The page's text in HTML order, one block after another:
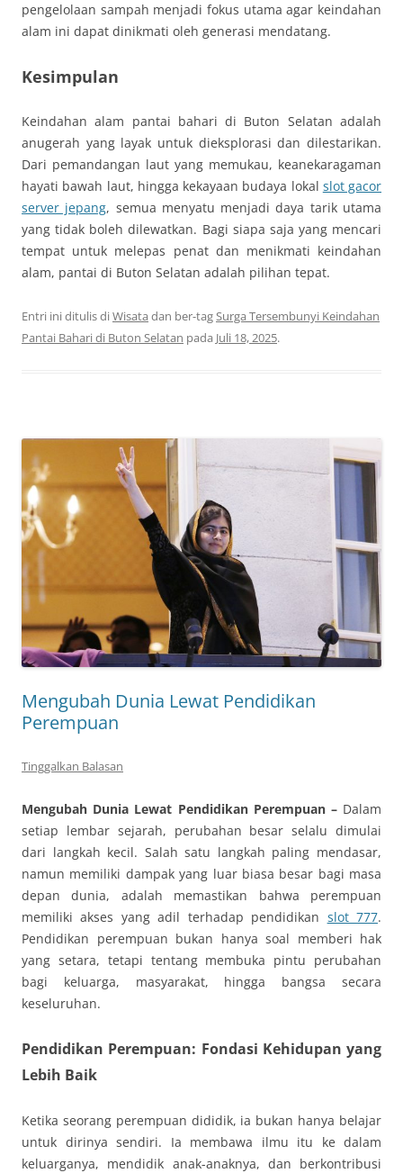
pengelolaan sampah menjadi fokus utama agar keindahan
alam ini dapat dinikmati oleh generasi mendatang.
Kesimpulan
Keindahan alam pantai bahari di Buton Selatan adalah
anugerah yang layak untuk dieksplorasi dan dilestarikan.
Dari pemandangan laut yang memukau, keanekaragaman
hayati bawah laut, hingga kekayaan budaya lokal slot gacor
server jepang, semua menyatu menjadi daya tarik utama
yang tidak boleh dilewatkan. Bagi siapa saja yang mencari
tempat untuk melepas penat dan menikmati keindahan
alam, pantai di Buton Selatan adalah pilihan tepat.
Entri ini ditulis diWisata dan ber-tagSurga Tersembunyi Keindahan
Pantai Bahari di Buton Selatan pada Juli 18, 2025.
Mengubah Dunia Lewat Pendidikan
Perempuan
Tinggalkan Balasan
Mengubah Dunia Lewat Pendidikan Perempuan – Dalam
setiap lembar sejarah, perubahan besar selalu dimulai
dari langkah kecil. Salah satu langkah paling mendasar,
namun memiliki dampak yang luar biasa besar bagi masa
depan dunia, adalah memastikan bahwa perempuan
memiliki akses yang adil terhadap pendidikan slot 777.
Pendidikan perempuan bukan hanya soal memberi hak
yang setara, tetapi tentang membuka pintu perubahan
bagi keluarga, masyarakat, hingga bangsa secara
keseluruhan.
Pendidikan Perempuan: Fondasi Kehidupan yang
Lebih Baik
Ketika seorang perempuan dididik, ia bukan hanya belajar
untuk dirinya sendiri. Ia membawa ilmu itu ke dalam
keluarganya, mendidik anak-anaknya, dan berkontribusi